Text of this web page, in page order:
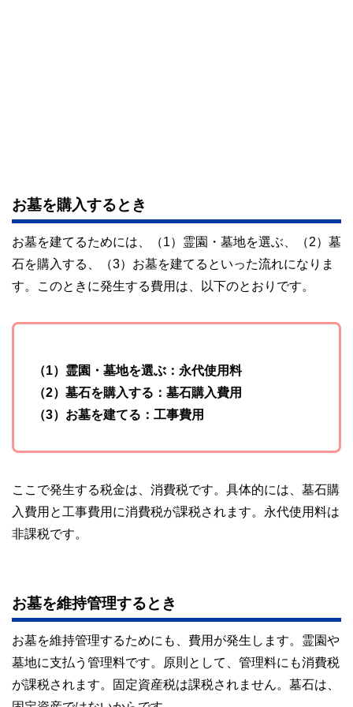
お墓を購入するとき
お墓を建てるためには、（1）霊園・墓地を選ぶ、（2）墓
石を購入する、（3）お墓を建てるといった流れになりま
す。このときに発生する費用は、以下のとおりです。
（1）霊園・墓地を選ぶ：永代使用料
（2）墓石を購入する：墓石購入費用
（3）お墓を建てる：工事費用
ここで発生する税金は、消費税です。具体的には、墓石購
入費用と工事費用に消費税が課税されます。永代使用料は
非課税です。
お墓を維持管理するとき
お墓を維持管理するためにも、費用が発生します。霊園や
墓地に支払う管理料です。原則として、管理料にも消費税
が課税されます。固定資産税は課税されません。墓石は、